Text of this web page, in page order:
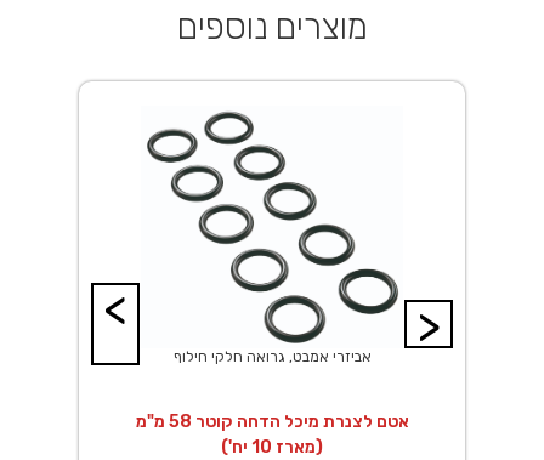
מוצרים נוספים
>
אביזרי אמבט, גרואה חלקי חילוף
אטם לצנרת מיכל הדחה קוטר 58 מ"מ
(מארז 10 יח')
<